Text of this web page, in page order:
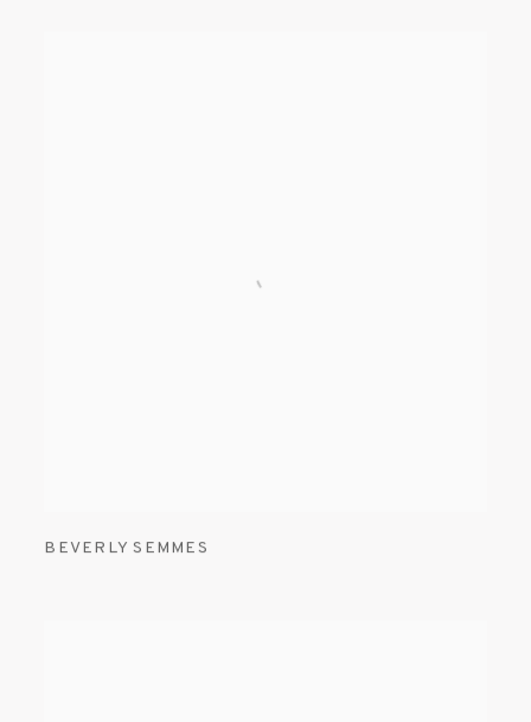
BEVERLY SEMMES